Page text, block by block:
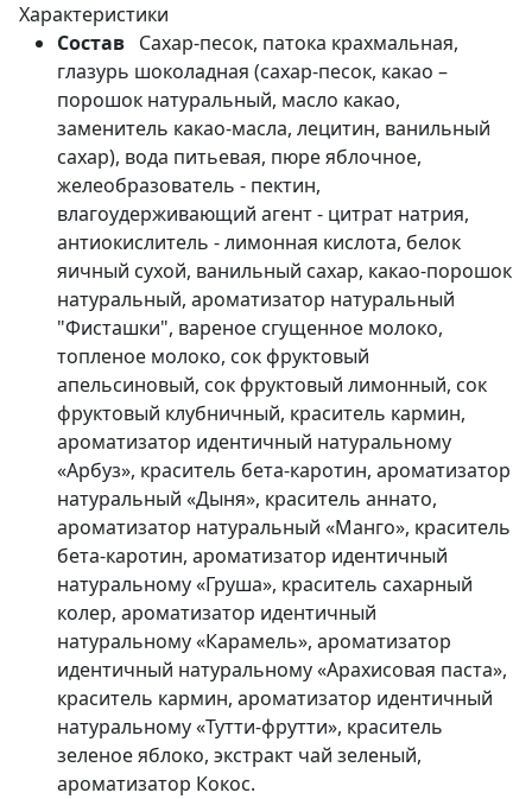
Характеристики
Состав Сахар-песок, патока крахмальная,
глазурь шоколадная (сахар-песок, какао –
порошок натуральный, масло какао,
заменитель какао-масла, лецитин, ванильный
сахар), вода питьевая, пюре яблочное,
желеобразователь - пектин,
влагоудерживающий агент - цитрат натрия,
антиокислитель - лимонная кислота, белок
яичный сухой, ванильный сахар, какао-порошок
натуральный, ароматизатор натуральный
"Фисташки", вареное сгущенное молоко,
топленое молоко, сок фруктовый
апельсиновый, сок фруктовый лимонный, сок
фруктовый клубничный, краситель кармин,
ароматизатор идентичный натуральному
«Арбуз», краситель бета-каротин, ароматизатор
натуральный «Дыня», краситель аннато,
ароматизатор натуральный «Манго», краситель
бета-каротин, ароматизатор идентичный
натуральному «Груша», краситель сахарный
колер, ароматизатор идентичный
натуральному «Карамель», ароматизатор
идентичный натуральному «Арахисовая паста»,
краситель кармин, ароматизатор идентичный
натуральному «Тутти-фрутти», краситель
зеленое яблоко, экстракт чай зеленый,
ароматизатор Кокос.